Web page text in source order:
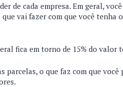
de cada empresa. Em geral,
vai fazer com que você tenha
fica em torno de 15% do valor
parcelas, o que faz com que você